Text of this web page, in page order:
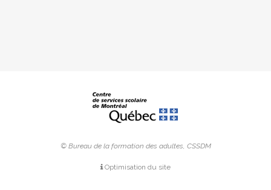
© Bureau de la formation des adultes, CSSDM
Optimisation du site